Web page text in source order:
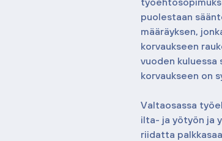
puolestaan
määräyksen,
korvaukseen
vuoden
korvaukseen on
Valtaosassa
ilta- ja yötyön ja
riidatta